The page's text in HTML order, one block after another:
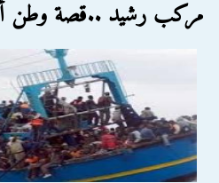
مركب رشيد ..قصة وطن